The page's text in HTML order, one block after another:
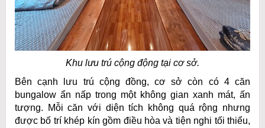
Khu lưu trú cộng động tại cơ sở.
Bên cạnh lưu trú cộng đồng, cơ sở còn có 4 căn
bungalow ẩn nấp trong một không gian xanh mát, ấn
tượng. Mỗi căn với diện tích không quá rộng nhưng
được bố trí khép kín gồm điều hòa và tiện nghi tối thiểu,